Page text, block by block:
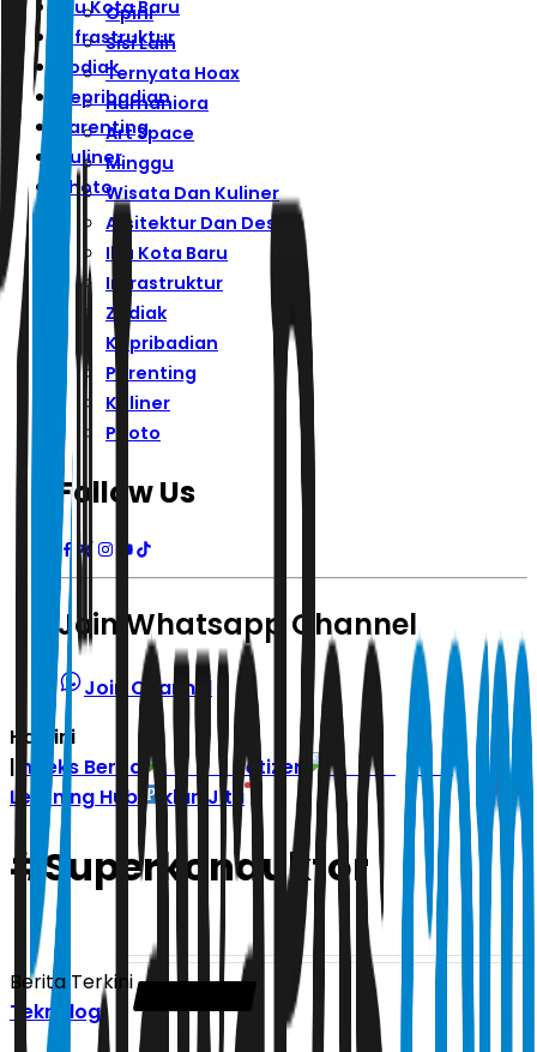
Ibu Kota Baru
Infrastruktur
Zodiak
Kepribadian
Parenting
Kuliner
Photo
Opini
Sisi Lain
Ternyata Hoax
Humaniora
Art Space
Minggu
Wisata Dan Kuliner
Arsitektur Dan Desain
Ibu Kota Baru
Infrastruktur
Zodiak
Kepribadian
Parenting
Kuliner
Photo
Follow Us
Join Whatsapp Channel
Join Channel
Hari ini
| Indeks Berita
Zetizen
Learning Hub
Iklan Jitu
# Superkonduktor
Berita Terkini
Teknologi